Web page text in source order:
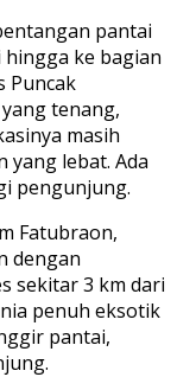
pantai
ke bagian
Puncak
tenang,
masih
yang lebat. Ada
pengunjung.
Fatubraon,
dengan
sekitar 3 km dari
penuh eksotik
pantai,